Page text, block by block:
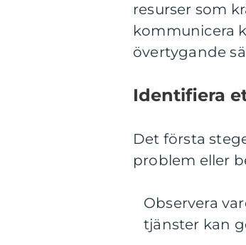
resurser som
kommunicera
övertygande
Identifiera
Det första
problem eller
Observera
tjänster kan